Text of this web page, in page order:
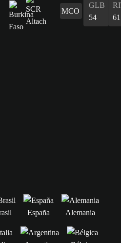
MCO
GLB
54
61
España Alemania